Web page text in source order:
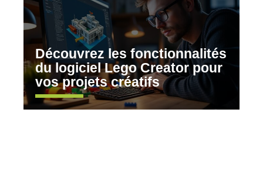
Découvrez les fonctionnalités
du logiciel Lego Creator pour
vos projets créatifs